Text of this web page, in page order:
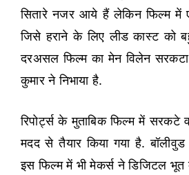
सितारे नजर आये हैं लेकिन फिल्म में
जिसे हराने के लिए लीड कास्ट को
दरअसल फिल्म का मेन विलेन
कुमार ने निभाया है.
रिपोर्ट्स के मुताबिक फिल्म में सरकटे
मदद से तैयार किया गया है. बॉलीवुड
इस फिल्म में भी मेकर्स ने डिजिटल भूत